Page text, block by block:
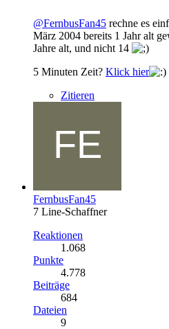
@FernbusFan45 rechne es
März 2004 bereits 1 Jahr alt
Jahre alt, und nicht 14
5 Minuten Zeit? Klick hier
Zitieren
FernbusFan45
7 Line-Schaffner
Reaktionen
1.068
Punkte
4.778
Beiträge
684
Dateien
9